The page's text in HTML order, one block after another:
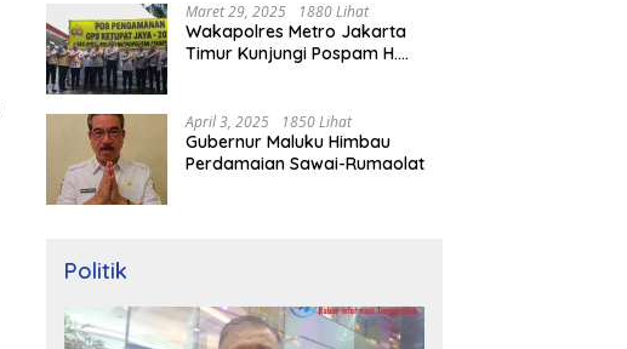
Maret 29, 2025 1880 Lihat
Wakapolres Metro Jakarta
Timur Kunjungi Pospam H.
April 3, 2025 1850 Lihat
Gubernur Maluku Himbau
Perdamaian Sawai-Rumaolat
Politik